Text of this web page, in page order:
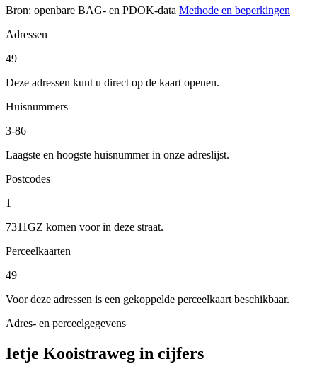
Bron: openbare BAG- en PDOK-data Methode en beperkingen
Adressen
49
Deze adressen kunt u direct op de kaart openen.
Huisnummers
3-86
Laagste en hoogste huisnummer in onze adreslijst.
Postcodes
1
7311GZ komen voor in deze straat.
Perceelkaarten
49
Voor deze adressen is een gekoppelde perceelkaart beschikbaar.
Adres- en perceelgegevens
Ietje Kooistraweg in cijfers